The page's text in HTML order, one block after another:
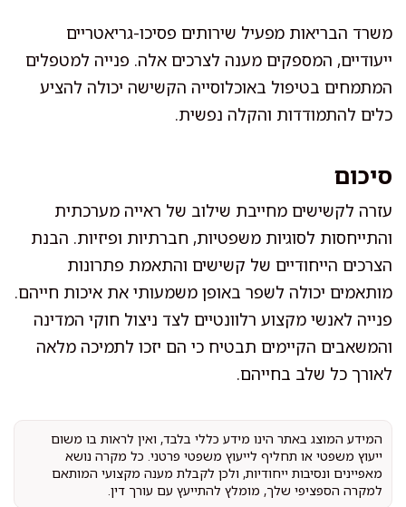
משרד הבריאות מפעיל שירותים פסיכו-גריאטריים
ייעודיים, המספקים מענה לצרכים אלה. פנייה למטפלים
המתמחים בטיפול באוכלוסייה הקשישה יכולה להציע
כלים להתמודדות והקלה נפשית.
סיכום
עזרה לקשישים מחייבת שילוב של ראייה מערכתית
והתייחסות לסוגיות משפטיות, חברתיות ופיזיות. הבנת
הצרכים הייחודיים של קשישים והתאמת פתרונות
מותאמים יכולה לשפר באופן משמעותי את איכות חייהם.
פנייה לאנשי מקצוע רלוונטיים לצד ניצול חוקי המדינה
והמשאבים הקיימים תבטיח כי הם יזכו לתמיכה מלאה
לאורך כל שלב בחייהם.
המידע המוצג באתר הינו מידע כללי בלבד, ואין לראות בו משום
ייעוץ משפטי או תחליף לייעוץ משפטי פרטני. כל מקרה נושא
מאפיינים ונסיבות ייחודיות, ולכן לקבלת מענה מקצועי המותאם
למקרה הספציפי שלך, מומלץ להתייעץ עם עורך דין.